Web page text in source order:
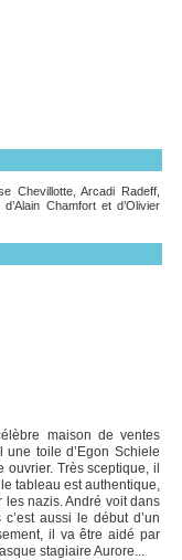
Chevillotte, Arcadi Radeff,
Chamfort et d’Olivier
maison de ventes
une toile d’Egon Schiele
Très sceptique, il
tableau est authentique,
nazis. André voit dans
aussi le début d’un
il va être aidé par
stagiaire Aurore...